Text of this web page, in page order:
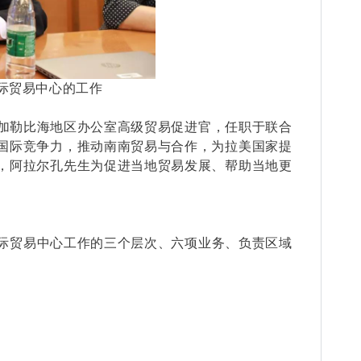
贸易中心的工作
勒比海地区办公室高级贸易促进官，任职于联合
竞争力，推动南南贸易与合作，为拉美国家提
拉尔孔先生为促进当地贸易发展、帮助当地更
贸易中心工作的三个层次、六项业务、负责区域